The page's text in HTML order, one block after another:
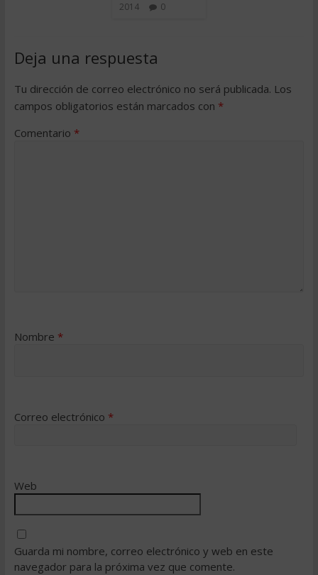
2014
0
Deja una respuesta
Tu dirección de correo electrónico no será publicada. Los
campos obligatorios están marcados con *
Comentario *
Nombre *
Correo electrónico *
Web
Guarda mi nombre, correo electrónico y web en este
navegador para la próxima vez que comente.